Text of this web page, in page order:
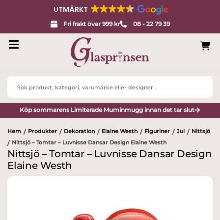
UTMÄRKT
Fri frakt över 999 kr 08 - 22 79 39
Search
Köp sommarens Limiterade Muminmugg innan det tar slut
Hem / Produkter / Dekoration / Elaine Westh / Figuriner / Jul / Nittsjö
/ Nittsjö – Tomtar – Luvnisse Dansar Design Elaine Westh
Nittsjö – Tomtar – Luvnisse Dansar Design
Elaine Westh